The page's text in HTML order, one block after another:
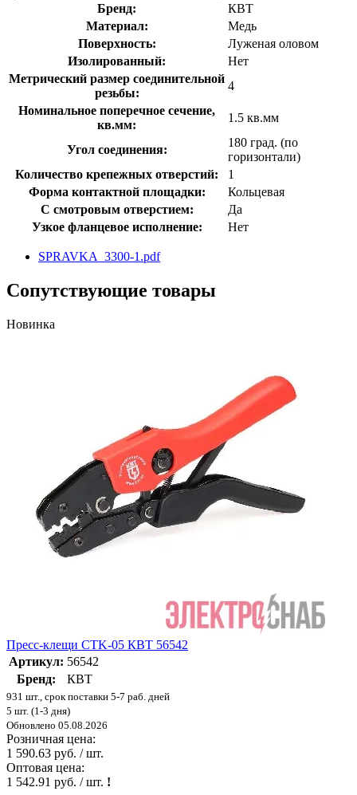
Бренд:
КВТ
Материал:
Медь
Поверхность:
Луженая оловом
Изолированный:
Нет
Метрический размер соединительной
резьбы:
4
Номинальное поперечное сечение,
кв.мм:
1.5 кв.мм
Угол соединения:
180 град. (по
горизонтали)
Количество крепежных отверстий:
1
Форма контактной площадки:
Кольцевая
С смотровым отверстием:
Да
Узкое фланцевое исполнение:
Нет
SPRAVKA_3300-1.pdf
Сопутствующие товары
Новинка
Пресс-клещи CTK-05 КВТ 56542
Артикул: 56542
Бренд:
КВТ
931 шт., срок поставки 5-7 раб. дней
5 шт. (1-3 дня)
Обновлено 05.08.2026
Розничная цена:
1 590.63 руб. / шт.
Оптовая цена:
1 542.91 руб. / шт. !